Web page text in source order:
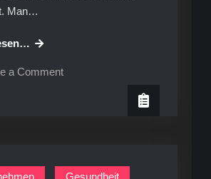
Man…
Endlich
Melde
14-
a Commenton
tägigen
Gesundheit